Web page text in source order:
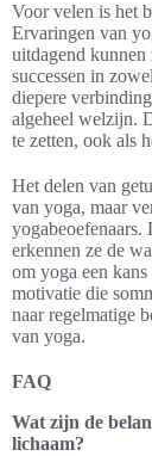
Voor velen is het
Ervaringen van
uitdagend
successen in
diepere
algeheel welzijn.
te zetten, ook als
Het delen van
van yoga, maar
erkennen ze de
om yoga een
motivatie die
naar regelmatige
van yoga.
FAQ
Wat zijn de
lichaam?